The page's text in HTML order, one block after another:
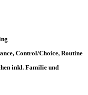
Control/Choice, Routine
inkl. Familie und